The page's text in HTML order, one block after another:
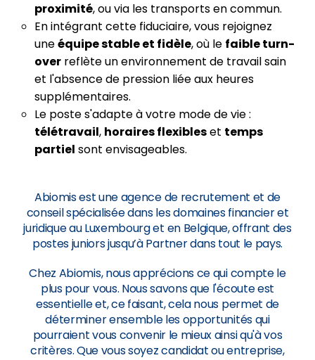
proximité, ou via les transports en commun.
En intégrant cette fiduciaire, vous rejoignez
uneéquipe stable et fidèle, où le faible turn-
overreflète un environnement de travail sain
et l'absence de pression liée aux heures
supplémentaires.
Le poste s'adapte à votre mode de vie :
télétravail, horaires flexibleset temps
partiel sont envisageables.
Abiomis est une agence de recrutement et de
conseil spécialisée dans les domaines financier et
juridique au Luxembourg et en Belgique, offrant des
postes juniors jusqu’à Partner dans tout le pays.
Chez Abiomis, nous apprécions ce qui compte le
plus pour vous. Nous savons que l'écoute est
essentielle et, ce faisant, cela nous permet de
déterminer ensemble les opportunités qui
pourraient vous convenir le mieux ainsi qu'à vos
critères. Que vous soyez candidat ou entreprise,